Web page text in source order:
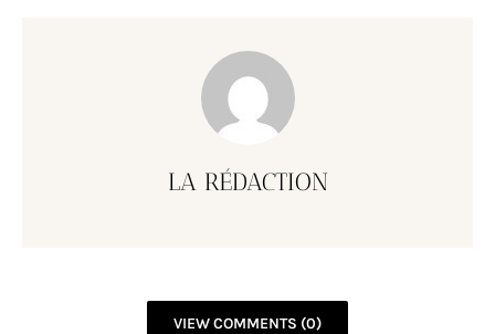
LA RÉDACTION
VIEW COMMENTS (0)